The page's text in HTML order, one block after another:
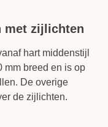
met zijlichten
hart middenstijl
mm breed en is op
De overige
de zijlichten.